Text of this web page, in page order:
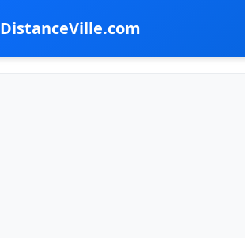
DistanceVille.com